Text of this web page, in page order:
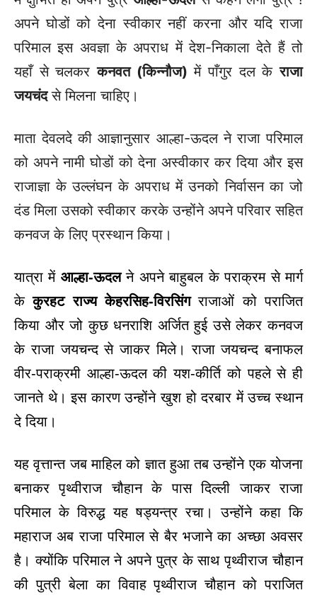
अपने घोडों को देना स्वीकार नहीं करना और यदि राजा
परिमाल इस अवज्ञा के अपराध में देश-निकाला देते हैं तो
यहाँ से चलकरकनवत (किन्नौज) में पाँगुर दल केराजा
जयचंदसे मिलना चाहिए।
माता देवलदे की आज्ञानुसार आल्हा-ऊदल ने राजा परिमाल
को अपने नामी घोडों को देना अस्वीकार कर दिया और इस
राजाज्ञा के उल्लंघन के अपराध में उनको निर्वासन का जो
दंड मिला उसको स्वीकार करके उन्होंने अपने परिवार सहित
कनवज के लिए प्रस्थान किया।
यात्रा में आल्हा-ऊदलने अपने बाहुबल के पराक्रम से मार्ग
केकुरहट राज्य केहरसिह-विरसिंगराजाओं को पराजित
किया और जो कुछ धनराशि अर्जित हुई उसे लेकर कनवज
के राजा जयचन्द से जाकर मिले। राजा जयचन्द बनाफल
वीर-पराक्रमी आल्हा-ऊदल की यश-कीर्ति को पहले से ही
जानते थे। इस कारण उन्होंने खुश हो दरबार में उच्च स्थान
दे दिया।
यह वृत्तान्त जब माहिल को ज्ञात हुआ तब उन्होंने एक योजना
बनाकर पृथ्वीराज चौहान के पास दिल्ली जाकर राजा
परिमाल के विरुद्ध यह षड्यन्त्र रचा। उन्होंने कहा कि
महाराज अब राजा परिमाल से बैर भजाने का अच्छा अवसर
है। क्योंकि परिमाल ने अपने पुत्र के साथ पृथ्वीराज चौहान
की पुत्री बेला का विवाह पृथ्वीराज चौहान को पराजित